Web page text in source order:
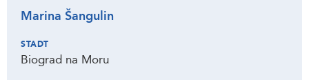
Marina Šangulin
STADT
Biograd na Moru